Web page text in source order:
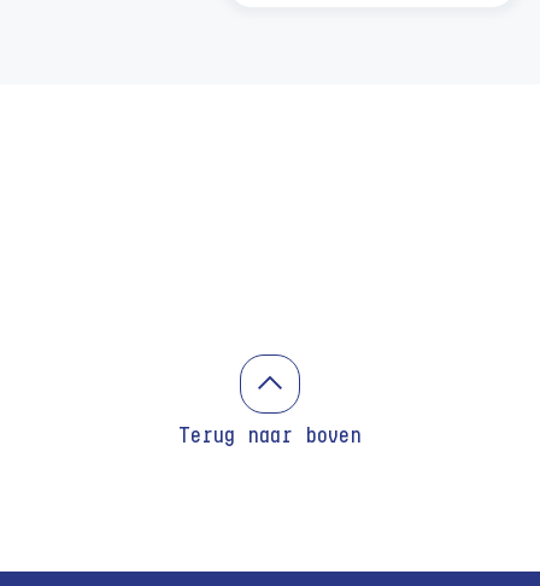
Terug naar boven